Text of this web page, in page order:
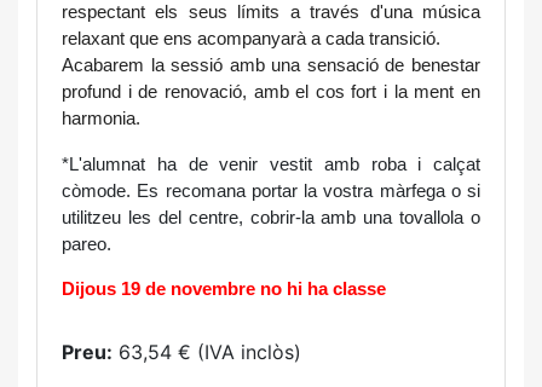
respectant els seus límits a través d'una música
relaxant que ens acompanyarà a cada transició.
Acabarem la sessió amb una sensació de benestar
profund i de renovació, amb el cos fort i la ment en
harmonia.
*L'alumnat ha de venir vestit amb roba i calçat
còmode. Es recomana portar la vostra màrfega o si
utilitzeu les del centre, cobrir-la amb una tovallola o
pareo.
Dijous 19 de novembre no hi ha classe
Preu: 63,54 € (IVA inclòs)